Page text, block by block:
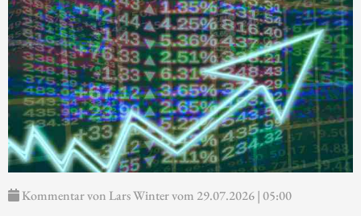
Kommentar von Lars Winter vom 29.07.2026 | 05:00